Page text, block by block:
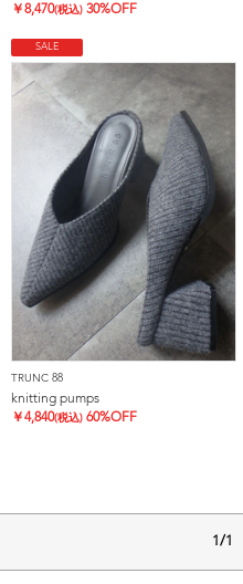
￥8,470(税込) 30%OFF
SALE
TRUNC 88
knitting pumps
￥4,840(税込) 60%OFF
1/1